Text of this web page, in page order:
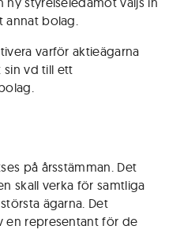
annat bolag.
varför aktieägarna
sin vd till ett
på årsstämman. Det
skall verka för samtliga
ägarna. Det
en representant för de